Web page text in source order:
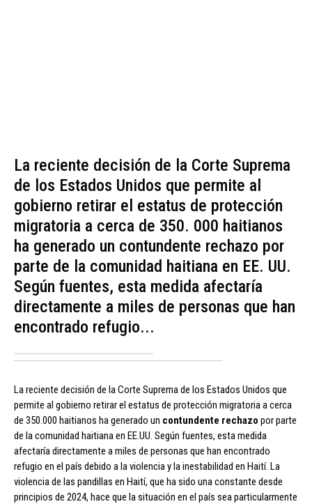
La reciente decisión de la Corte Suprema
de los Estados Unidos que permite al
gobierno retirar el estatus de protección
migratoria a cerca de 350. 000 haitianos
ha generado un contundente rechazo por
parte de la comunidad haitiana en EE. UU.
Según fuentes, esta medida afectaría
directamente a miles de personas que han
encontrado refugio...
La reciente decisión de la Corte Suprema de los Estados Unidos que
permite al gobierno retirar el estatus de protección migratoria a cerca
de 350.000 haitianos ha generado un contundente rechazo por parte
de la comunidad haitiana en EE.UU. Según fuentes, esta medida
afectaría directamente a miles de personas que han encontrado
refugio en el país debido a la violencia y la inestabilidad en Haití. La
violencia de las pandillas en Haití, que ha sido una constante desde
principios de 2024, hace que la situación en el país sea particularmente